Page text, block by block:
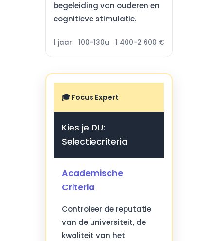
begeleiding van ouderen en
cognitieve stimulatie.
1 jaar 100-130u 1 400-2 600 €
🎓 Focus Expert
Kies je DU:
Selectiecriteria
Academische
Criteria
Controleer de reputatie
van de universiteit, de
kwaliteit van het